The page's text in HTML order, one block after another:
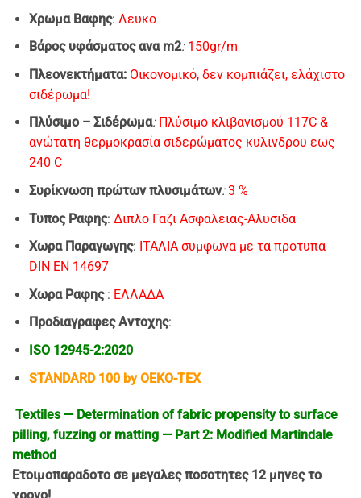
Xρωμα Bαφης: Λευκο
Βάρος υφάσματος ανα m2: 150gr/m
Πλεονεκτήματα: Οικονομικό, δεν κομπιάζει, ελάχιστο
σιδέρωμα!
Πλύσιμo – Σιδέρωμα: Πλύσιμο κλιβανισμού 117C &
ανώτατη θερμοκρασία σιδερώματος κυλινδρου εως
240 C
Συρίκνωση πρώτων πλυσιμάτων:3 %
Τυπος Ραφης: Διπλο Γαζι Ασφαλειας-Αλυσιδα
Χωρα Παραγωγης: ΙΤΑΛΙΑ συμφωνα με τα προτυπα
DIN EN 14697
Χωρα Ραφης: EΛΛΑΔΑ
Προδιαγραφες Αντοχης:
ISO 12945-2:2020
STANDARD 100 by OEKO-TEX
Textiles — Determination of fabric propensity to surface
pilling, fuzzing or matting — Part 2: Modified Martindale
method
Ετοιμοπαραδοτo σε μεγαλες ποσοτητες 12 μηνες το